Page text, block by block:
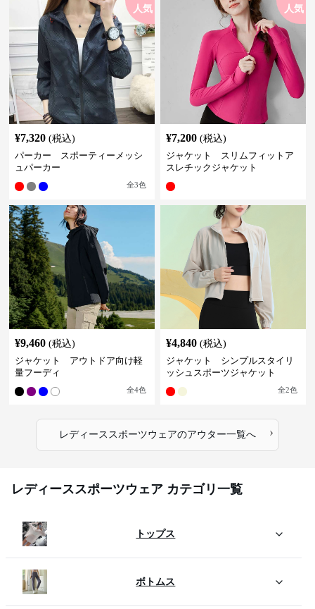
人気
¥7,320 (税込)
パーカー スポーティーメッシ
ュパーカー
全3色
人気
¥7,200 (税込)
ジャケット スリムフィットア
スレチックジャケット
¥9,460 (税込)
ジャケット アウトドア向け軽
量フーディ
全4色
¥4,840 (税込)
ジャケット シンプルスタイリ
ッシュスポーツジャケット
全2色
レディーススポーツウェアのアウター一覧へ ›
レディーススポーツウェア カテゴリ一覧
トップス
ボトムス